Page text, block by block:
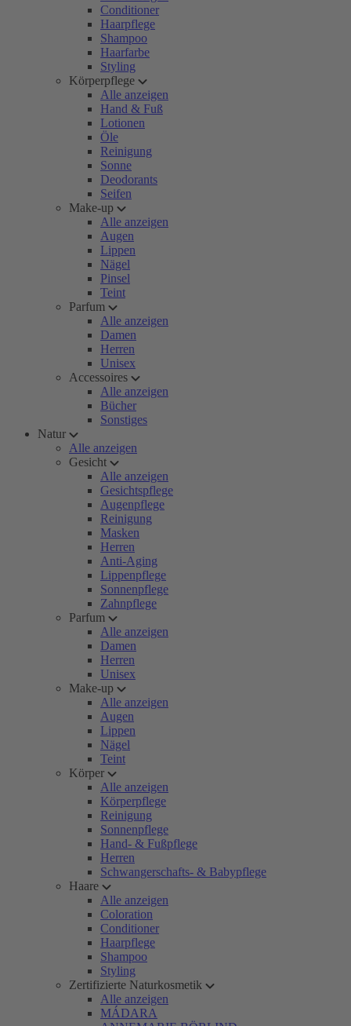
Conditioner
Haarpflege
Shampoo
Haarfarbe
Styling
Körperpflege
Alle anzeigen
Hand & Fuß
Lotionen
Öle
Reinigung
Sonne
Deodorants
Seifen
Make-up
Alle anzeigen
Augen
Lippen
Nägel
Pinsel
Teint
Parfum
Alle anzeigen
Damen
Herren
Unisex
Accessoires
Alle anzeigen
Bücher
Sonstiges
Natur
Alle anzeigen
Gesicht
Alle anzeigen
Gesichtspflege
Augenpflege
Reinigung
Masken
Herren
Anti-Aging
Lippenpflege
Sonnenpflege
Zahnpflege
Parfum
Alle anzeigen
Damen
Herren
Unisex
Make-up
Alle anzeigen
Augen
Lippen
Nägel
Teint
Körper
Alle anzeigen
Körperpflege
Reinigung
Sonnenpflege
Hand- & Fußpflege
Herren
Schwangerschafts- & Babypflege
Haare
Alle anzeigen
Coloration
Conditioner
Haarpflege
Shampoo
Styling
Zertifizierte Naturkosmetik
Alle anzeigen
MÁDARA